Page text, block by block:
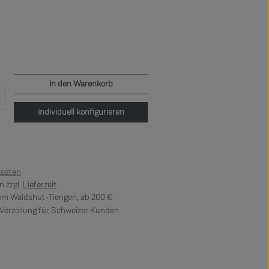
den gewünschten Wert ein oder benutze
In den Warenkorb
individuell konfigurieren
zzgl. Lieferzeit
Waldshut-Tiengen, ab 200 €
für Schweizer Kunden